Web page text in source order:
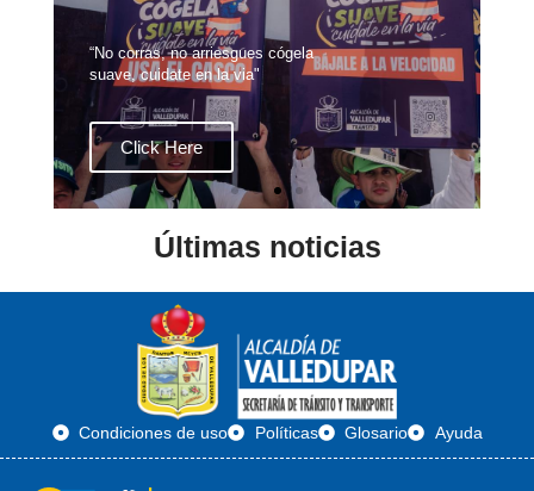
“No corras, no arriesgues cógela
suave, cuidate en la via"
Click Here
Últimas noticias
Condiciones de uso Políticas Glosario Ayuda